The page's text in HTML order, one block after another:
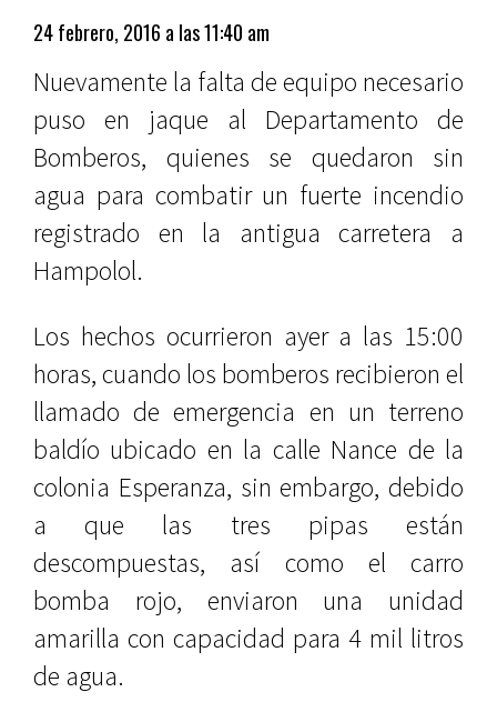
24 febrero, 2016 a las 11:40 am
Nuevamente la falta de equipo necesario
puso en jaque al Departamento de
Bomberos, quienes se quedaron sin
agua para combatir un fuerte incendio
registrado en la antigua carretera a
Hampolol.
Los hechos ocurrieron ayer a las 15:00
horas, cuando los bomberos recibieron el
llamado de emergencia en un terreno
baldío ubicado en la calle Nance de la
colonia Esperanza, sin embargo, debido
a que las tres pipas están
descompuestas, así como el carro
bomba rojo, enviaron una unidad
amarilla con capacidad para 4 mil litros
de agua.